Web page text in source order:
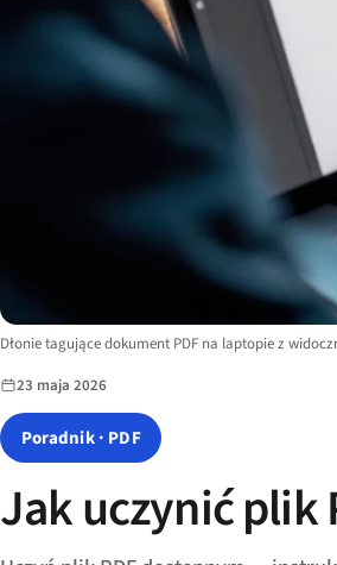
Image description:
Dłonie tagujące dokument PDF na laptopie z
23 maja 2026
Poradnik · PDF
Jak uczynić plik